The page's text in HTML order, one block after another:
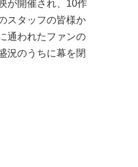
が開催され、10作
スタッフの皆様か
通われたファンの
況のうちに幕を閉